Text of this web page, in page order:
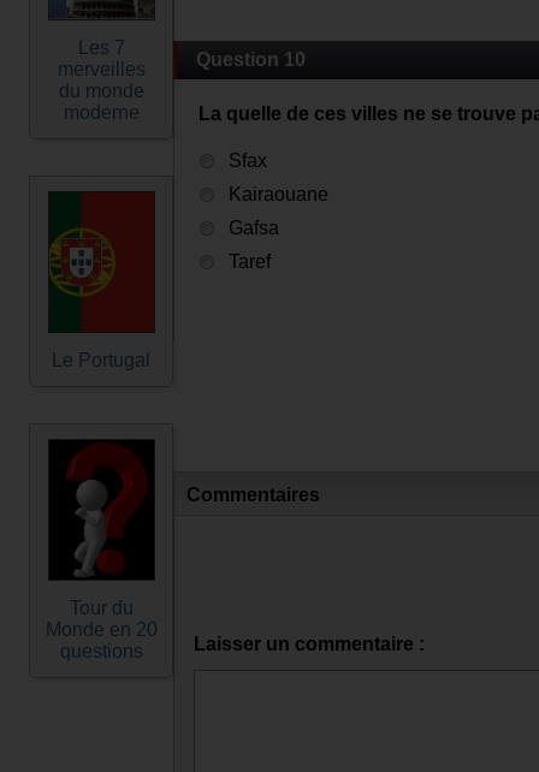
Les 7
merveilles
du monde
moderne
Le Portugal
Tour du
Monde en 20
questions
Question 10
La quelle de ces villes ne se trouve
Sfax
Kairaouane
Gafsa
Taref
Commentaires
Laisser un commentaire :